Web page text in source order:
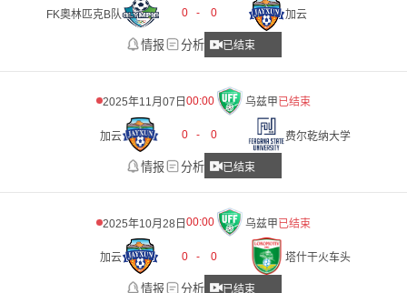
FK奧林匹克B队 0 - 0 加云
情报 分析 已结束
2025年11月07日 00:00 乌兹甲已结束
加云 0 - 0 费尔乾纳大学
情报 分析 已结束
2025年10月28日 00:00 乌兹甲已结束
加云 0 - 0 塔什干火车头
情报 分析 已结束